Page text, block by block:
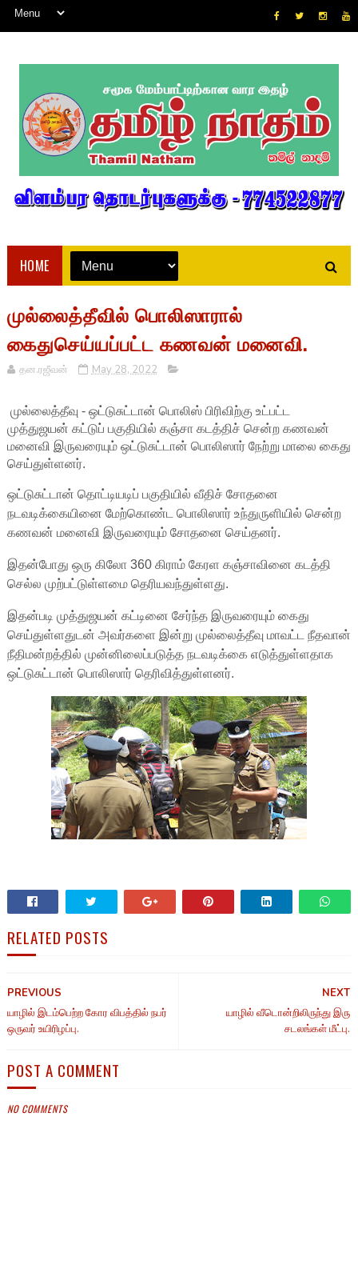
HOME
முல்லைத்தீவில் பொலிஸாரால்
கைதுசெய்யப்பட்ட கணவன் மனைவி.
தன.ரஜீவன் May 28, 2022
முல்லைத்தீவு - ஒட்டுசுட்டான் பொலிஸ் பிரிவிற்கு உட்பட்ட
முத்துஜயன் கட்டுப் பகுதியில் கஞ்சா கடத்திச் சென்ற கணவன்
மனைவி இருவரையும் ஒட்டுசுட்டான் பொலிஸார் நேற்று மாலை கைது
செய்துள்ளனர்.
ஒட்டுசுட்டான் தொட்டியடிப் பகுதியில் வீதிச் சோதனை
நடவடிக்கையினை மேற்கொண்ட பொலிஸார் உந்துருளியில் சென்ற
கணவன் மனைவி இருவரையும் சோதனை செய்தனர்.
இதன்போது ஒரு கிலோ 360 கிராம் கேரள கஞ்சாவினை கடத்தி
செல்ல முற்பட்டுள்ளமை தெரியவந்துள்ளது.
இதன்படி முத்துஜயன் கட்டினை சேர்ந்த இருவரையும் கைது
செய்துள்ளதுடன் அவர்களை இன்று முல்லைத்தீவு மாவட்ட நீதவான்
நீதிமன்றத்தில் முன்னிலைப்படுத்த நடவடிக்கை எடுத்துள்ளதாக
ஒட்டுசுட்டான் பொலிஸார் தெரிவித்துள்ளனர்.
RELATED POSTS
NEXT
யாழில் வீடொன்றிலிருந்து இரு
சடலங்கள் மீட்பு.
PREVIOUS
யாழில் இடம்பெற்ற கோர விபத்தில் நபர்
ஒருவர் உயிரிழப்பு.
POST A COMMENT
NO COMMENTS